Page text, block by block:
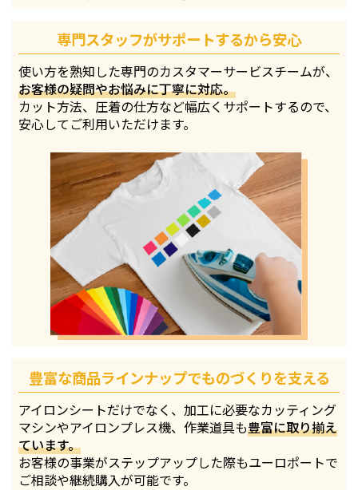
専門スタッフがサポートするから安心
使い方を熟知した専門のカスタマーサービスチームが、
お客様の疑問やお悩みに丁寧に対応。
カット方法、圧着の仕方など幅広くサポートするので、
安心してご利用いただけます。
豊富な商品ラインナップでものづくりを支える
アイロンシートだけでなく、加工に必要なカッティング
マシンやアイロンプレス機、作業道具も豊富に取り揃え
ています。
お客様の事業がステップアップした際もユーロポートで
ご相談や継続購入が可能です。